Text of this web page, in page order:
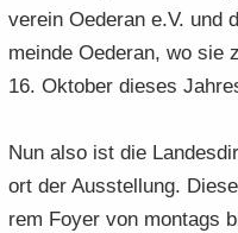
ver­ein Oe­der­an e.V. und
mein­de Oe­der­an, wo sie
16. Ok­to­ber die­ses
Nun also ist die
ort der Aus­stel­lung.
rem Foyer von mon­tags